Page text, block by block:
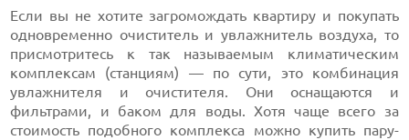
Если вы не хотите загромождать квартиру и покупать
одновременно очиститель и увлажнитель воздуха, то
присмотритесь к так называемым климатическим
комплексам (станциям) — по сути, это комбинация
увлажнителя и очистителя. Они оснащаются и
фильтрами, и баком для воды. Хотя чаще всего за
стоимость подобного комплекса можно купить пару-